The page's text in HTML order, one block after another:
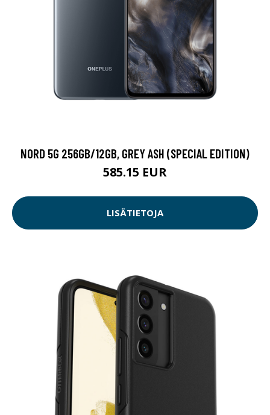
NORD 5G 256GB/12GB, GREY ASH (SPECIAL EDITION)
585.15 EUR
LISÄTIETOJA